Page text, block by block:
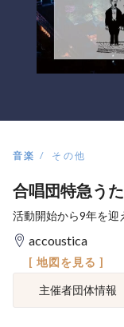
音楽 その他
合唱団特急う
活動開始から9年を迎
accoustica
[ 地図を見る ]
主催者団体情報